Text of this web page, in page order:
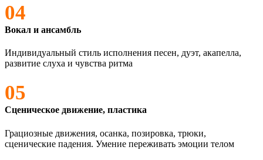
04
Вокал и ансамбль
Индивидуальный стиль исполнения песен, дуэт, акапелла,
развитие слуха и чувства ритма
05
Сценическое движение, пластика
Грациозные движения, осанка, позировка, трюки,
сценические падения. Умение переживать эмоции телом